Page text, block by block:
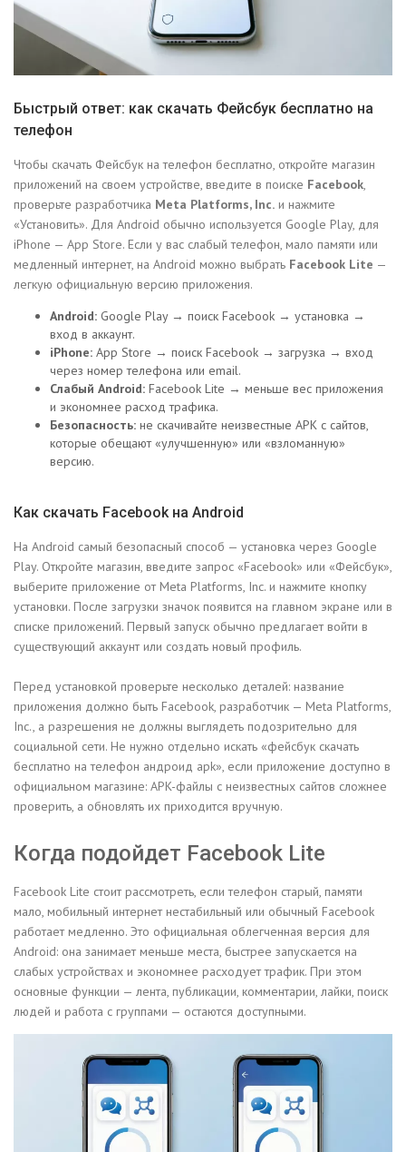
Быстрый ответ: как скачать Фейсбук бесплатно на
телефон
Чтобы скачать Фейсбук на телефон бесплатно, откройте магазин
приложений на своем устройстве, введите в поиске Facebook,
проверьте разработчика Meta Platforms, Inc. и нажмите
«Установить». Для Android обычно используется Google Play, для
iPhone — App Store. Если у вас слабый телефон, мало памяти или
медленный интернет, на Android можно выбрать Facebook Lite —
легкую официальную версию приложения.
Android: Google Play → поиск Facebook → установка →
вход в аккаунт.
iPhone: App Store → поиск Facebook → загрузка → вход
через номер телефона или email.
Слабый Android: Facebook Lite → меньше вес приложения
и экономнее расход трафика.
Безопасность: не скачивайте неизвестные APK с сайтов,
которые обещают «улучшенную» или «взломанную»
версию.
Как скачать Facebook на Android
На Android самый безопасный способ — установка через Google
Play. Откройте магазин, введите запрос «Facebook» или «Фейсбук»,
выберите приложение от Meta Platforms, Inc. и нажмите кнопку
установки. После загрузки значок появится на главном экране или в
списке приложений. Первый запуск обычно предлагает войти в
существующий аккаунт или создать новый профиль.
Перед установкой проверьте несколько деталей: название
приложения должно быть Facebook, разработчик — Meta Platforms,
Inc., а разрешения не должны выглядеть подозрительно для
социальной сети. Не нужно отдельно искать «фейсбук скачать
бесплатно на телефон андроид apk», если приложение доступно в
официальном магазине: APK-файлы с неизвестных сайтов сложнее
проверить, а обновлять их приходится вручную.
Когда подойдет Facebook Lite
Facebook Lite стоит рассмотреть, если телефон старый, памяти
мало, мобильный интернет нестабильный или обычный Facebook
работает медленно. Это официальная облегченная версия для
Android: она занимает меньше места, быстрее запускается на
слабых устройствах и экономнее расходует трафик. При этом
основные функции — лента, публикации, комментарии, лайки, поиск
людей и работа с группами — остаются доступными.